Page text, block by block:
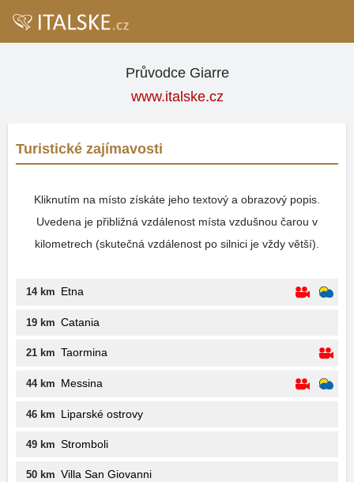
Průvodce Giarre
www.italske.cz
Turistické zajímavosti
Kliknutím na místo získáte jeho textový a obrazový popis.
Uvedena je přibližná vzdálenost místa vzdušnou čarou v
kilometrech (skutečná vzdálenost po silnici je vždy větší).
14 km Etna
19 km Catania
21 km Taormina
44 km Messina
46 km Liparské ostrovy
49 km Stromboli
50 km Villa San Giovanni